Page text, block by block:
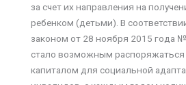
за счет их направления на
ребенком (детьми). В
законом от 28 ноября 2015 года
стало возможным распоряжаться
капиталом для социальной